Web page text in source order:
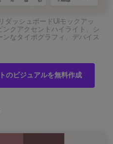
ダッシュボードUIモックアッ
クアクセントハイライト、シ
なタイポグラフィ、デバイス
のビジュアルを無料作成